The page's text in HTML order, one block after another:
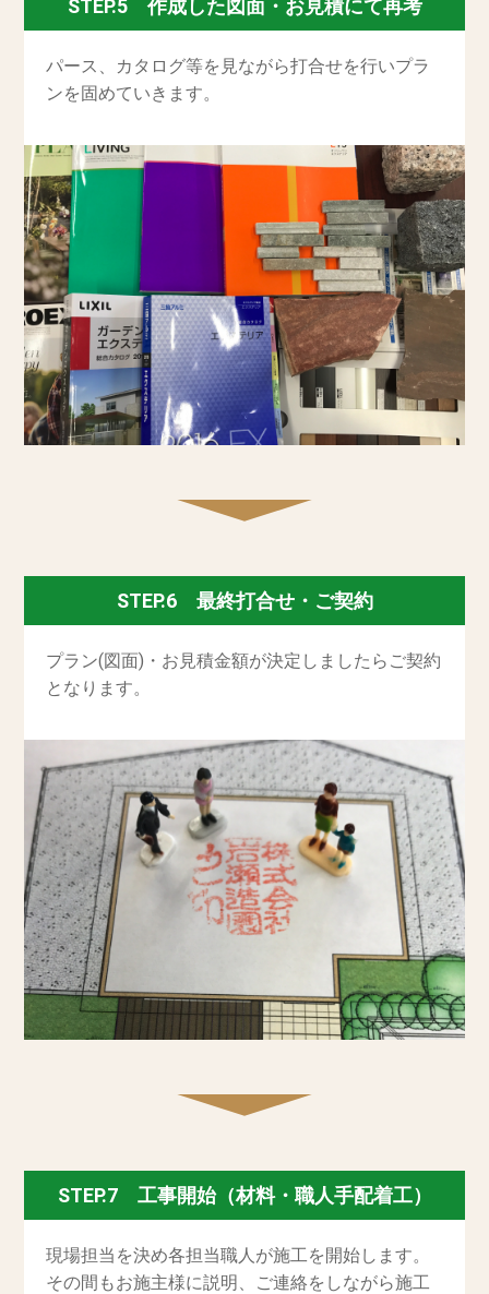
STEP.5 作成した図面・お見積にて再考
パース、カタログ等を見ながら打合せを行いプラ
ンを固めていきます。
STEP.6 最終打合せ・ご契約
プラン(図面)・お見積金額が決定しましたらご契約
となります。
STEP.7 工事開始（材料・職人手配着工）
現場担当を決め各担当職人が施工を開始します。
その間もお施主様に説明、ご連絡をしながら施工